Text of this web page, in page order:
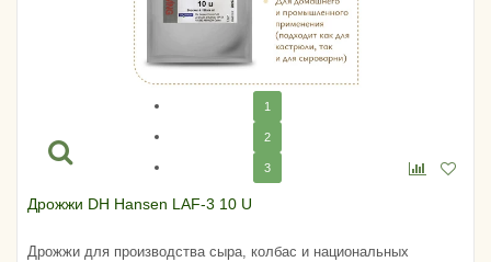
1
2
3
Дрожжи DH Hansen LAF-3 10 U
Дрожжи для производства сыра, колбас и национальных